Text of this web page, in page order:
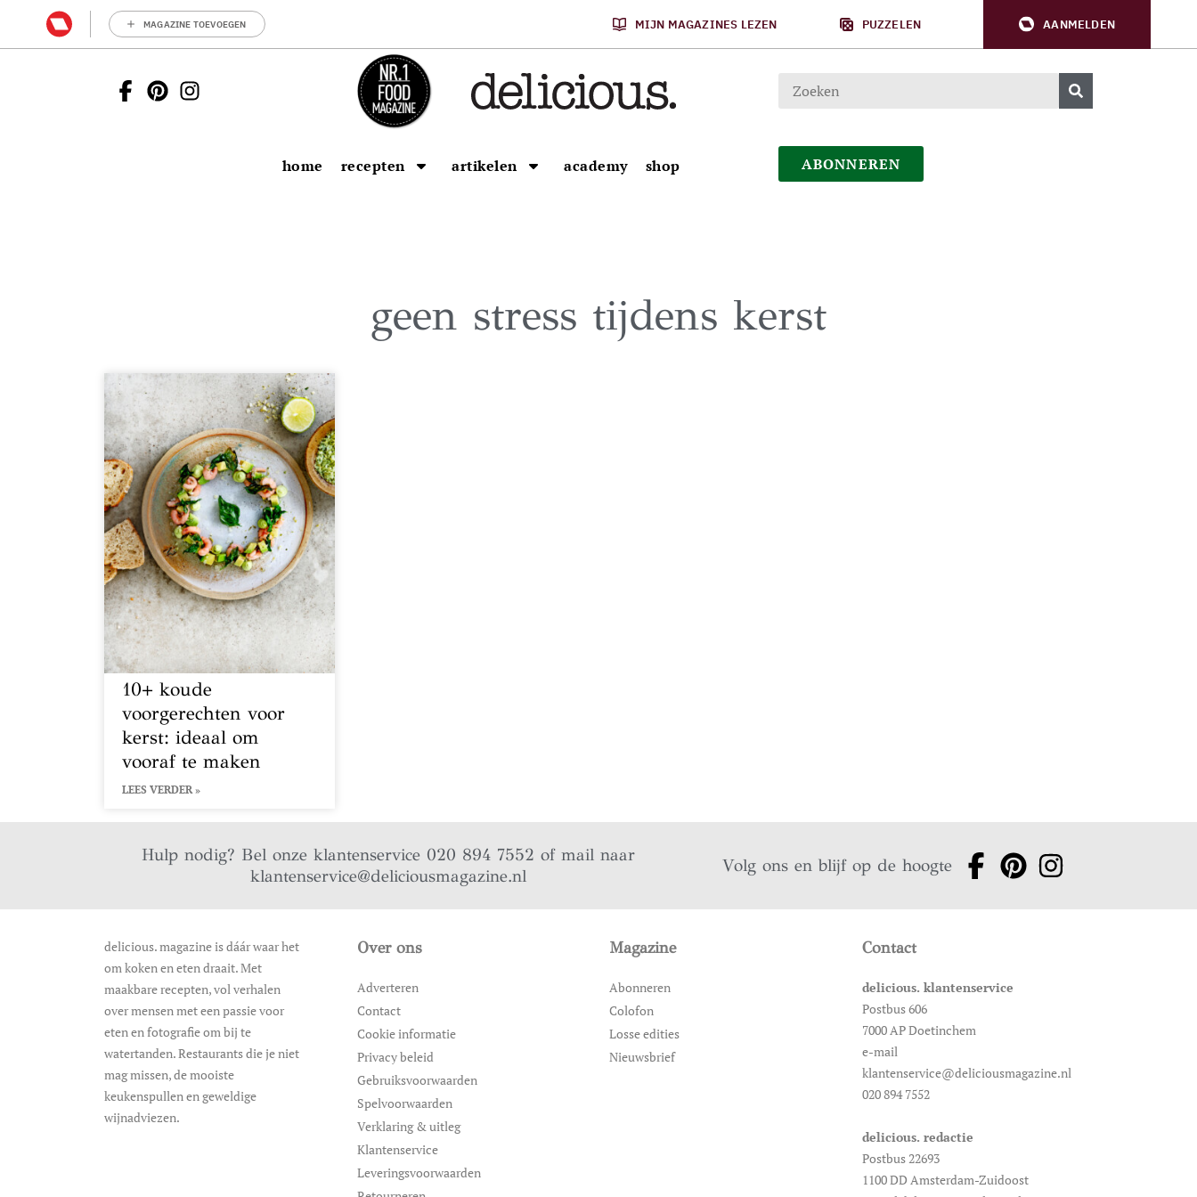
MAGAZINE TOEVOEGEN MIJN MAGAZINES LEZEN PUZZELEN AANMELDEN
home recepten artikelen academy shop ABONNEREN
geen stress tijdens kerst
10+ koude
voorgerechten voor
kerst: ideaal om
vooraf te maken
LEES VERDER »
Hulp nodig? Bel onze klantenservice 020 894 7552 of mail naar
klantenservice@deliciousmagazine.nl
Volg ons en blijf op de hoogte
delicious. magazine is dáár waar het
om koken en eten draait. Met
maakbare recepten, vol verhalen
over mensen met een passie voor
eten en fotografie om bij te
watertanden. Restaurants die je niet
mag missen, de mooiste
keukenspullen en geweldige
wijnadviezen.
Over ons
Adverteren
Contact
Cookie informatie
Privacy beleid
Gebruiksvoorwaarden
Spelvoorwaarden
Verklaring & uitleg
Klantenservice
Leveringsvoorwaarden
Magazine
Abonneren
Colofon
Losse edities
Nieuwsbrief
Contact
delicious. klantenservice
Postbus 606
7000 AP Doetinchem
e-mail
klantenservice@deliciousmagazine.nl
020 894 7552
delicious. redactie
Postbus 22693
1100 DD Amsterdam-Zuidoost